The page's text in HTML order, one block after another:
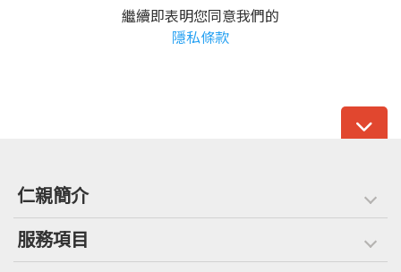
繼續即表明您同意我們的
隱私條款
仁親簡介
服務項目